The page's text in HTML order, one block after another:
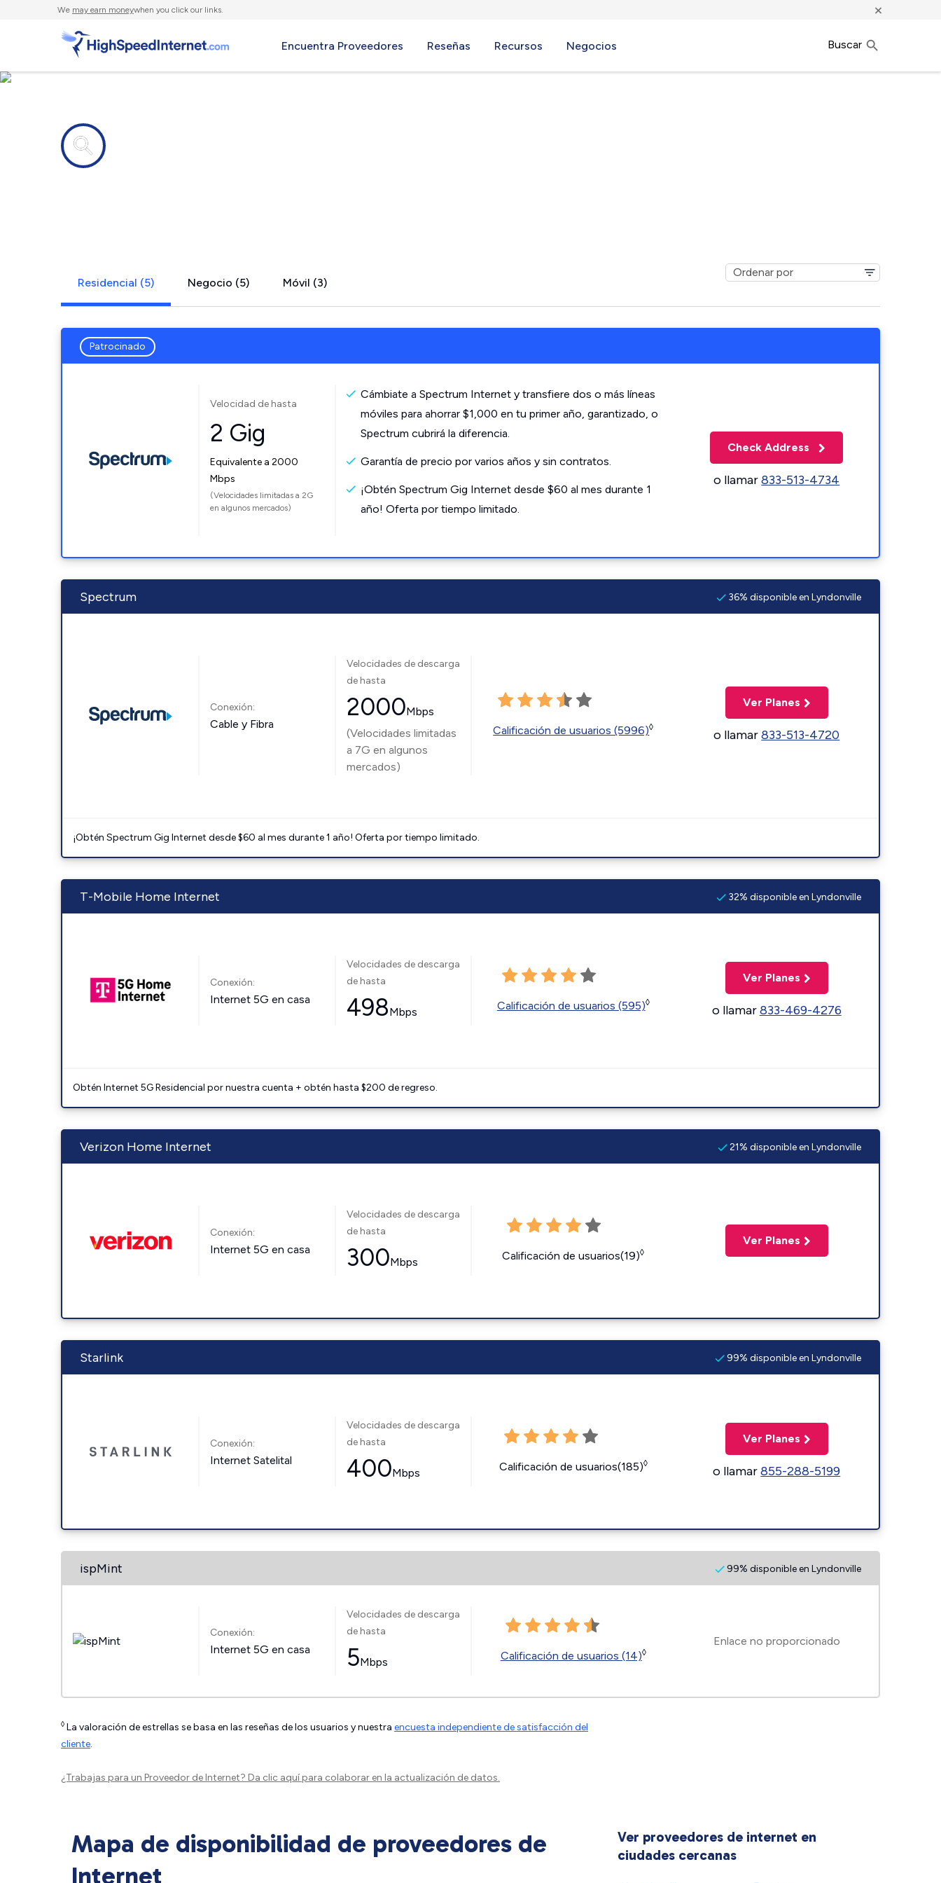
We may earn moneywhen you click our links. ×
Encuentra Proveedores Reseñas Recursos Negocios Buscar
Residencial (5) Negocio (5) Móvil (3)
Patrocinado
Velocidad de hasta
2 Gig
Equivalente a 2000
Mbps
(Velocidades limitadas a 2G
en algunos mercados)
Cámbiate a Spectrum Internet y transfiere dos o más líneas
móviles para ahorrar $1,000 en tu primer año, garantizado, o
Spectrum cubrirá la diferencia.
Garantía de precio por varios años y sin contratos.
¡Obtén Spectrum Gig Internet desde $60 al mes durante 1
año! Oferta por tiempo limitado.
Check Address
o llamar833-513-4734
Spectrum 36% disponible en Lyndonville
Conexión:
Cable y Fibra
Velocidades de descarga
de hasta
2000Mbps
(Velocidades limitadas
a 7G en algunos
mercados)
Calificación de usuarios (5996)◊
Ver Planes
o llamar833-513-4720
¡Obtén Spectrum Gig Internet desde $60 al mes durante 1 año! Oferta por tiempo limitado.
T-Mobile Home Internet 32% disponible en Lyndonville
Conexión:
Internet 5G en casa
Velocidades de descarga
de hasta
498Mbps Calificación de usuarios (595)◊
Ver Planes
o llamar833-469-4276
Obtén Internet 5G Residencial por nuestra cuenta + obtén hasta $200 de regreso.
Verizon Home Internet 21% disponible en Lyndonville
Conexión:
Internet 5G en casa
Velocidades de descarga
de hasta
300Mbps Calificación de usuarios(19)◊
Ver Planes
Starlink 99% disponible en Lyndonville
Conexión:
Internet Satelital
Velocidades de descarga
de hasta
400Mbps Calificación de usuarios(185)◊
Ver Planes
o llamar855-288-5199
ispMint 99% disponible en Lyndonville
Conexión:
Internet 5G en casa
Velocidades de descarga
de hasta
5Mbps Calificación de usuarios (14)◊
Enlace no proporcionado
◊ La valoración de estrellas se basa en las reseñas de los usuarios y nuestra encuesta independiente de satisfacción del
cliente.
¿Trabajas para un Proveedor de Internet? Da clic aquípara colaborar en la actualización de datos.
Mapa de disponibilidad de proveedores de
Internet
Ver proveedores de internet en
ciudades cercanas